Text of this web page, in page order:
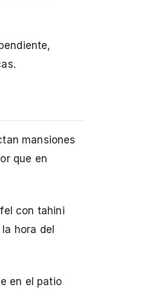
mansiones
que en
con tahini
hora del
en el patio